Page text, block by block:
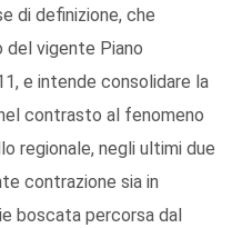
di definizione, che
vigente Piano
e intende consolidare la
contrasto al fenomeno
regionale, negli ultimi due
contrazione sia in
boscata percorsa dal